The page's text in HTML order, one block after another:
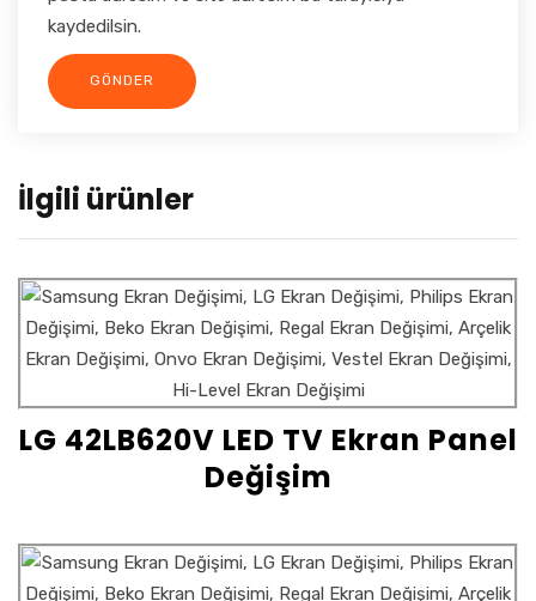
kaydedilsin.
İlgili ürünler
LG 42LB620V LED TV Ekran Panel
Değişim